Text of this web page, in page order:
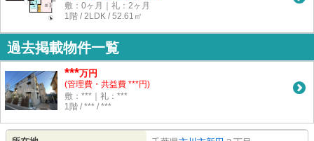
敷：0ヶ月｜礼：2ヶ月
1階 / 2LDK / 52.61㎡
過去掲載物件一覧
***万円
(管理費・共益費 ***円)
敷：***｜礼：***
1階 / *** / ***